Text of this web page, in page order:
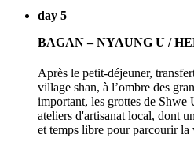
day 5
BAGAN – NYAUNG U /
Après le petit-déjeuner,
village shan, à l’ombre des
important, les grottes de Shwe
ateliers d'artisanat local, dont
et temps libre pour parcourir